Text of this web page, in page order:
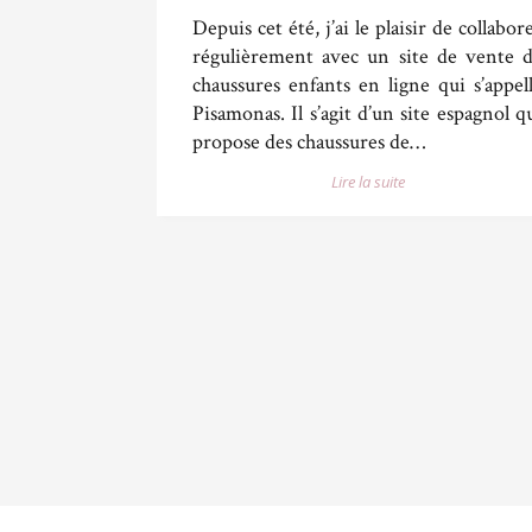
Depuis cet été, j’ai le plaisir de
régulièrement avec un site de vente
chaussures enfants en ligne qui
Pisamonas. Il s’agit d’un site espagnol
propose des chaussures de…
Lire la suite